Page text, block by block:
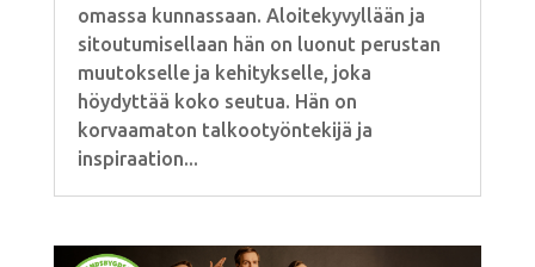
omassa kunnassaan. Aloitekyvyllään ja
sitoutumisellaan hän on luonut perustan
muutokselle ja kehitykselle, joka
höydyttää koko seutua. Hän on
korvaamaton talkootyöntekijä ja
inspiraation...